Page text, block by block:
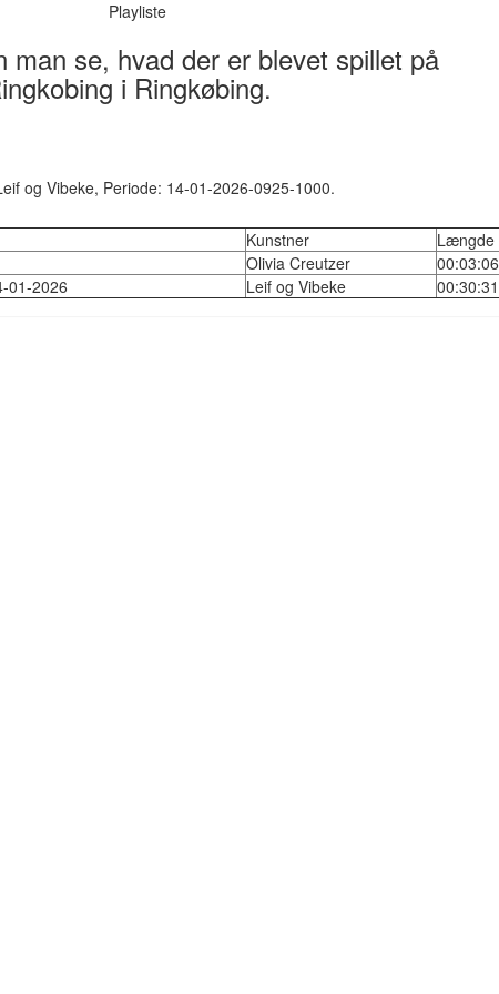
Playliste
man se, hvad der er blevet spillet på
i Ringkøbing.
og Vibeke, Periode: 14-01-2026-0925-1000.
Kunstner
Længde
Olivia Creutzer
00:03:06
01-2026 Leif og Vibeke 00:30:31